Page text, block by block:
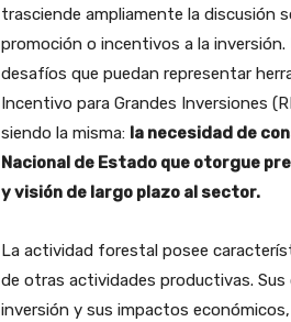
trasciende ampliamente la discusión
promoción o incentivos a la
desafíos que puedan representar
Incentivo para Grandes Inversiones
siendo la misma: la necesidad de
Nacional de Estado que otorgue
y visión de largo plazo al sector.
La actividad forestal posee
de otras actividades productivas.
inversión y sus impactos